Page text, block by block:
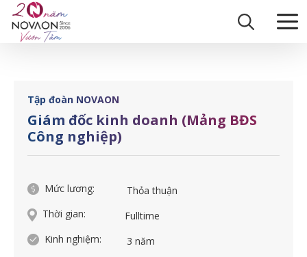
content
Trang chủ | Giám đốc kinh doanh (Mảng BĐS Công nghiệp)
Tập đoàn NOVAON
Giám đốc kinh doanh (Mảng BĐS
Công nghiệp)
Mức lương:
Thỏa thuận
Thời gian:
Fulltime
Kinh nghiệm:
3 năm